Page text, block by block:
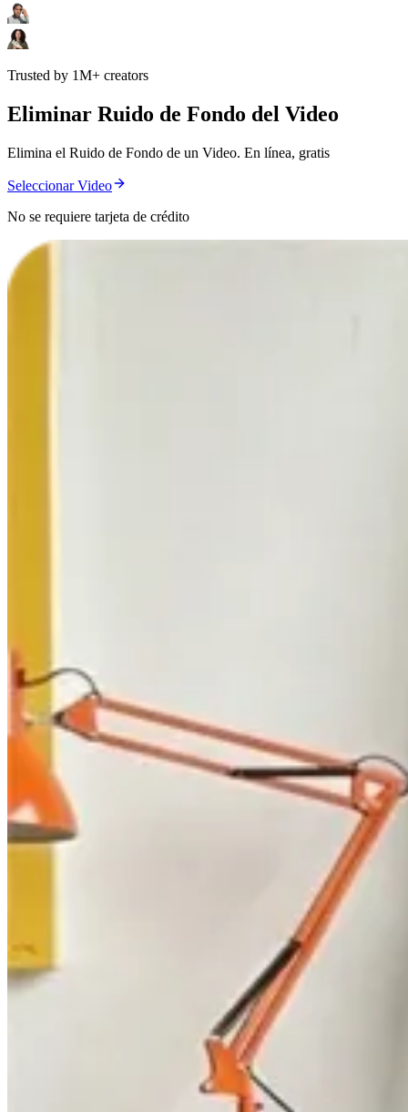
Trusted by 1M+ creators
Eliminar Ruido de Fondo del Video
Elimina el Ruido de Fondo de un Video. En línea, gratis
Seleccionar Video
No se requiere tarjeta de crédito